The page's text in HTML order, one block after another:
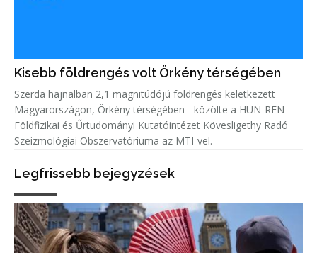
Kisebb földrengés volt Örkény térségében
Szerda hajnalban 2,1 magnitúdójú földrengés keletkezett
Magyarországon, Örkény térségében - közölte a HUN-REN
Földfizikai és Űrtudományi Kutatóintézet Kövesligethy Radó
Szeizmológiai Obszervatóriuma az MTI-vel.
Legfrissebb bejegyzések